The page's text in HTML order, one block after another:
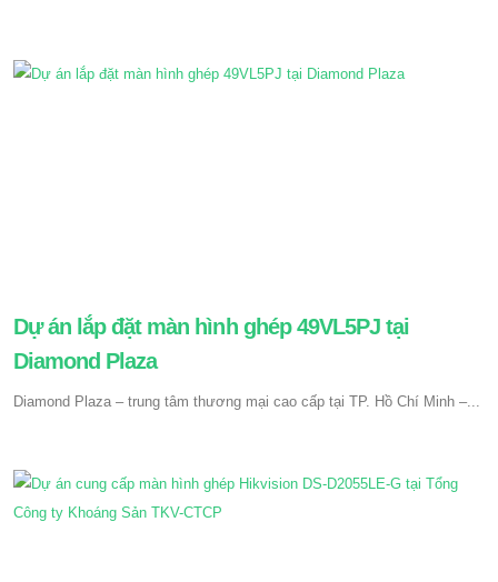
Dự án lắp đặt màn hình ghép 49VL5PJ tại
Diamond Plaza
Diamond Plaza – trung tâm thương mại cao cấp tại TP. Hồ Chí Minh –...